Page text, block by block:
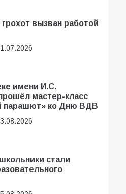
вызван работой
имени И.С.
мастер-класс
парашют» ко Дню ВДВ
стали